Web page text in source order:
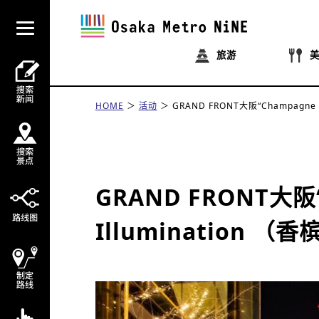
旅游
HOME 活动 GRAND FRONT大阪
GRAND FRONT大
Illumination （香槟